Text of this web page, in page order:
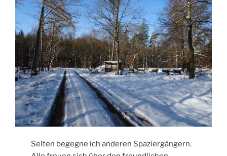
Selten begegne ich anderen Spaziergängern.